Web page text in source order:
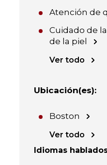
Atención de
Cuidado de
de la piel
Ver todo
Ubicación(es):
Boston
Ver todo
Idiomas